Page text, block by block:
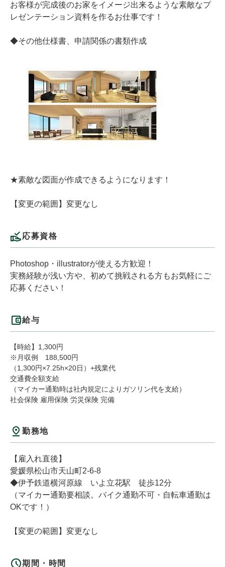
お客様が完成後のお家をイメージ出来るような素敵なプ
レゼンテーション資料を作るお仕事です！
◆その他仕様書、申請関係の書類作成
★素敵な図面が作成できるようになります！
【変更の範囲】変更なし
応募資格
Photoshop・illustratorが使える方歓迎！
実務経験が浅い方や、初めて挑戦される方もお気軽にご
応募ください！
給与
【時給】1,300円
※月収例 188,500円
（1,300円×7.25h×20日）+残業代
交通費全額支給
（マイカー通勤時は社内規定によりガソリン代を支給）
社会保険 雇用保険 労災保険 完備
勤務地
【雇入れ直後】
愛媛県松山市天山町2-6-8
◆伊予鉄道横河原線 いよ立花駅 徒歩12分
（マイカー通勤要相談。バイク通勤不可・自転車通勤は
OKです！）
【変更の範囲】変更なし
期間・時間